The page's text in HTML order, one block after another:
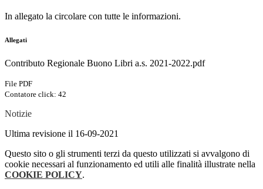
In allegato la circolare con tutte le informazioni.
Allegati
Contributo Regionale Buono Libri a.s. 2021-2022.pdf
File PDF
Contatore click: 42
Notizie
Ultima revisione il 16-09-2021
Questo sito o gli strumenti terzi da questo utilizzati si avvalgono di
cookie necessari al funzionamento ed utili alle finalità illustrate nella
COOKIE POLICY.